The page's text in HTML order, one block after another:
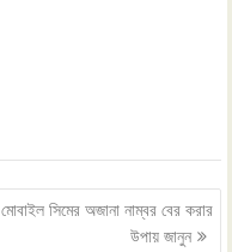
মোবাইল সিমের অজানা নাম্বর বের করার
উপায় জানুন